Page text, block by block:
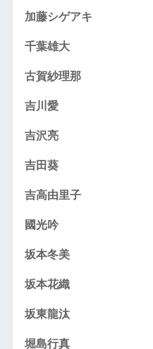
加藤シゲアキ
千葉雄大
古賀紗理那
吉川愛
吉沢亮
吉田葵
吉高由里子
國光吟
坂本冬美
坂本花織
坂東龍汰
堀島行真